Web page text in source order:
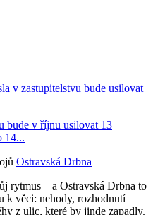
v zastupitelstvu bude usilovat
bude v říjnu usilovat 13
14...
Ostravská Drbna
rytmus – a Ostravská Drbna to
k věci: nehody, rozhodnutí
z ulic, které by jinde zapadly.